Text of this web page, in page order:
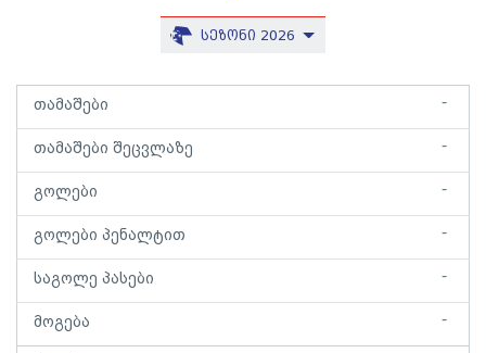
სეზონი 2026
თამაშები -
თამაშები შეცვლაზე -
გოლები -
გოლები პენალტით -
საგოლე პასები -
მოგება -